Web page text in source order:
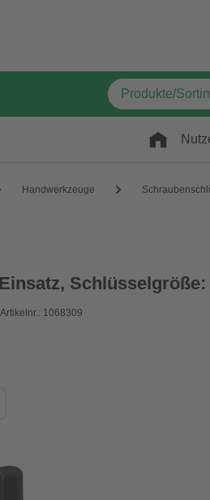
Handwerkzeuge
Schlüsselgröße:
1068309